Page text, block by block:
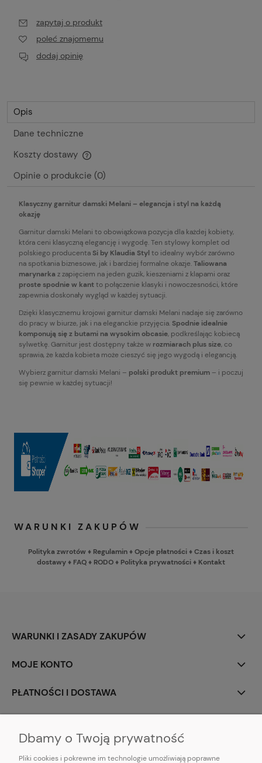
zapytaj o produkt
poleć znajomemu
dodaj opinię
Opis
Dane techniczne
Koszty dostawy
Cena nie zawiera ewentualnych kosztów płatności
Opinie o produkcie (0)
Klasyczny garnitur damski Melani – elegancja i styl na każdą
okazję
Garnitur damski Melani to obowiązkowa pozycja dla każdej kobiety,
która ceni klasyczną elegancję i wygodę. Ten stylowy komplet od
polskiego producenta Si by Klaudia Styl to idealny wybór zarówno
na spotkania biznesowe, jak i bardziej formalne okazje.Taliowana
marynarka z zapięciem na jeden guzik, kieszeniami z klapami oraz
proste spodnie w kantto połączenie klasyki i nowoczesności, które
zapewnia doskonały wygląd w każdej sytuacji.
Dzięki klasycznemu krojowi garnitur damski Melani nadaje się zarówno
do pracy w biurze, jak i na eleganckie przyjęcia. Spodnie idealnie
komponują się z butami na wysokim obcasie, podkreślając kobiecą
sylwetkę. Garnitur jest dostępny także w rozmiarach plus size, co
sprawia, że każda kobieta może cieszyć się jego wygodą i elegancją.
Wybierz garnitur damski Melani – polski produkt premium – i poczuj
się pewnie w każdej sytuacji!
WARUNKI ZAKUPÓW
Polityka zwrotów ♦ Regulamin♦Opcje płatności♦Czas i koszt
dostawy♦ FAQ♦ RODO♦ Polityka prywatności♦ Kontakt
WARUNKI I ZASADY ZAKUPÓW
MOJE KONTO
PŁATNOŚCI I DOSTAWA
Dbamy o Twoją prywatność
Pliki cookies i pokrewne im technologie umożliwiają poprawne